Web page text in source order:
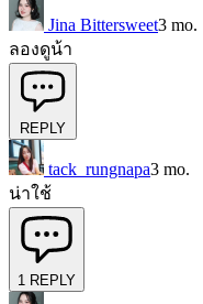
Jina Bittersweet3 mo.
ลองดูน้า
REPLY
tack_rungnapa3 mo.
น่าใช้
1 REPLY